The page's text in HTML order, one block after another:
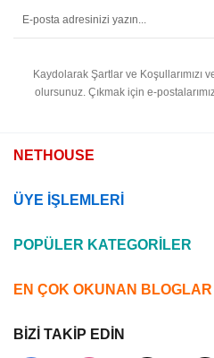
Kaydolarak Şartlar ve Koşullarımızı
olursunuz. Çıkmak için e-
NETHOUSE
ÜYE İŞLEMLERİ
POPÜLER KATEGORİLER
EN ÇOK OKUNAN
BİZİ TAKİP EDİN